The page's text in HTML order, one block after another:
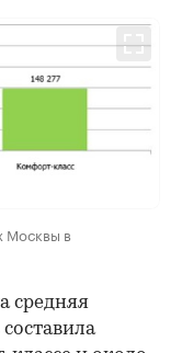
Москвы в
средняя